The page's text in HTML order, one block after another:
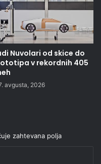
Nuvolari od skice do
v rekordnih 405
avgusta, 2026
zahtevana polja